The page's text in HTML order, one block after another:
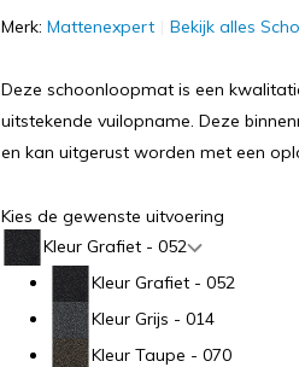
Merk: Mattenexpert Bekijk alles
Deze schoonloopmat is een
uitstekende vuilopname. Deze
en kan uitgerust worden met een
Kies de gewenste uitvoering
Kleur Grafiet - 052
Kleur Grafiet - 052
Kleur Grijs - 014
Kleur Taupe - 070